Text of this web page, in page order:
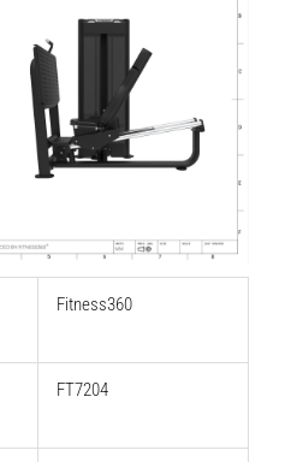
Fitness360
FT7204